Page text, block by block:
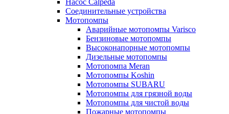
Насос Calpeda
Соединительные устройства
Мотопомпы
Аварийные мотопомпы Varisco
Бензиновые мотопомпы
Высоконапорные мотопомпы
Дизельные мотопомпы
Мотопомпа Meran
Мотопомпы Koshin
Мотопомпы SUBARU
Мотопомпы для грязной воды
Мотопомпы для чистой воды
Пожарные мотопомпы